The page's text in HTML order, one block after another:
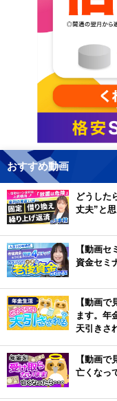
おすすめ動画
どうした
丈夫”と
【動画セ
資金セミ
【動画で
ます。年
天引きさ
【動画で
亡くなっ